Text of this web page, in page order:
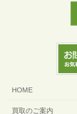
HOME
買取のご案内